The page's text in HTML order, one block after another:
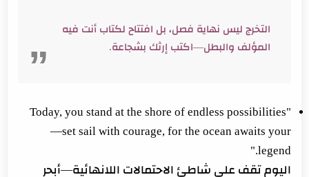
التخرج ليس نهاية فصل، بل افتتاح لكتاب أنت فيه
المؤلف والبطل—اكتب إرثك بشجاعة.
"Today, you stand at the shore of endless possibilities
—set sail with courage, for the ocean awaits your
legend."
اليوم تقف على شاطئ الاحتمالات اللانهائية—أبحر